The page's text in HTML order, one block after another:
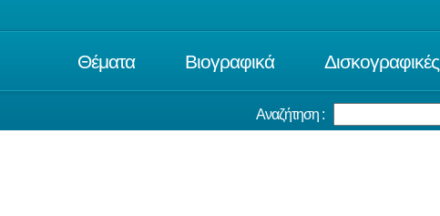
Θέματα Βιογραφικά Δισκογραφικές
Αναζήτηση :